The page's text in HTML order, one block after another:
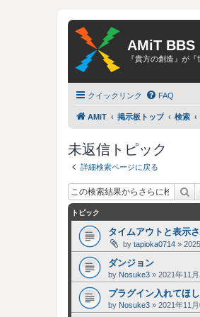
AMiT BBS
『貴方の創造』が『
クイックリンク FAQ
AMiT 掲示板トップ 検索
未返信トピック
詳細検索ページに戻る
トピック
タイムアウトと表示
by tapioka0714 »
ダンジョン
by Nosuke3 » 2021年11
プラグイン入れてほ
by Nosuke3 » 2021年11